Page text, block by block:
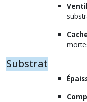
Substrat